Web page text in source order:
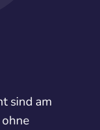
sind am